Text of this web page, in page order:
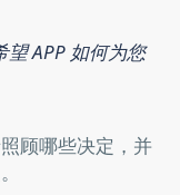
APP 如何为您
顾哪些决定，并